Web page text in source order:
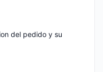
del pedido y su